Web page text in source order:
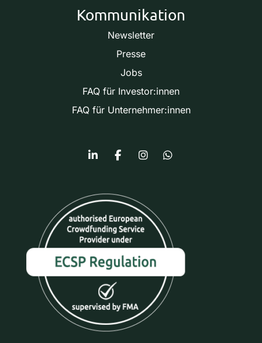
Kommunikation
Newsletter
Presse
Jobs
FAQ für Investor:innen
FAQ für Unternehmer:innen